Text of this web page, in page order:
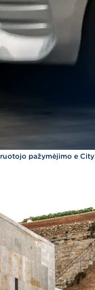
pažymėjimo e City